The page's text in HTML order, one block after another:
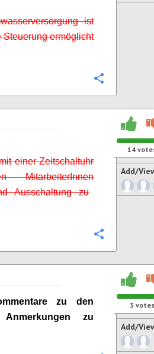
ist
Steuerung ermöglicht
einer Zeitschaltuhr
MitarbeiterInnen
Ausschaltung zu
14
Add/
zu den
zu
3 votes
Add/